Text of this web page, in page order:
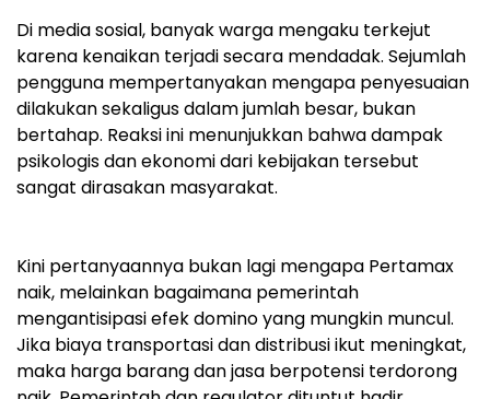
‎Di media sosial, banyak warga mengaku terkejut
karena kenaikan terjadi secara mendadak. Sejumlah
pengguna mempertanyakan mengapa penyesuaian
dilakukan sekaligus dalam jumlah besar, bukan
bertahap. Reaksi ini menunjukkan bahwa dampak
psikologis dan ekonomi dari kebijakan tersebut
sangat dirasakan masyarakat.
‎Kini pertanyaannya bukan lagi mengapa Pertamax
naik, melainkan bagaimana pemerintah
mengantisipasi efek domino yang mungkin muncul.
Jika biaya transportasi dan distribusi ikut meningkat,
maka harga barang dan jasa berpotensi terdorong